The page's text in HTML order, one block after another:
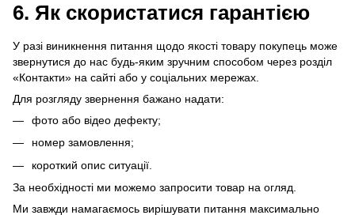
6. Як скористатися гарантією
У разі виникнення питання щодо якості товару покупець може
звернутися до нас будь-яким зручним способом через розділ
«Контакти» на сайті або у соціальних мережах.
Для розгляду звернення бажано надати:
фото або відео дефекту;
номер замовлення;
короткий опис ситуації.
За необхідності ми можемо запросити товар на огляд.
Ми завжди намагаємось вирішувати питання максимально